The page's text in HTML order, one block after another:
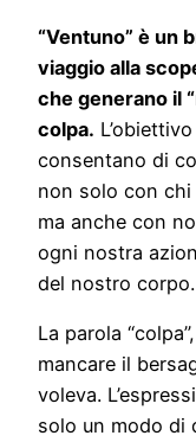
“Ventuno” è un
viaggio alla
che generano il
colpa.
consentano di
non solo con
ma anche con
ogni nostra
del nostro corpo.
La parola
mancare il
voleva.
solo un modo di